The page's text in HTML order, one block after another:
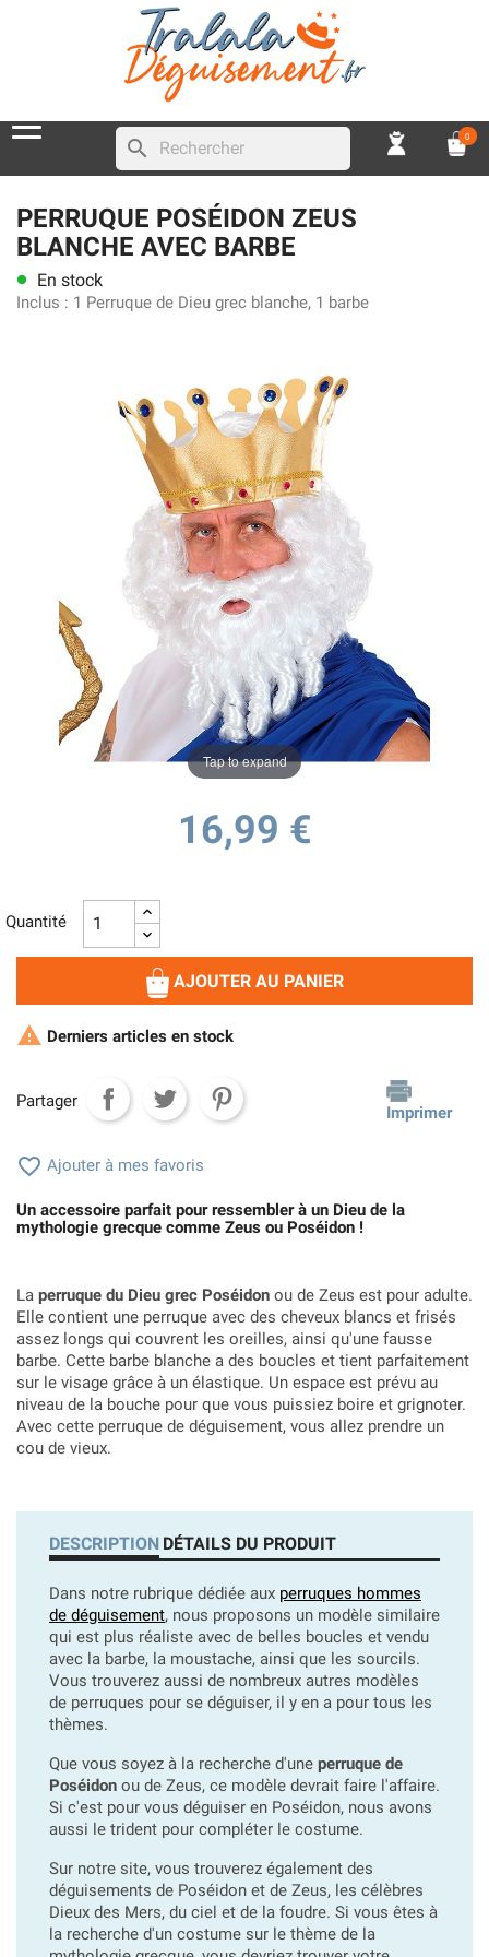
search 0
PERRUQUE POSÉIDON ZEUS
BLANCHE AVEC BARBE
lens En stock
Inclus : 1 Perruque de Dieu grec blanche, 1 barbe
Tap to expand
16,99 €
Quantité
AJOUTER AU PANIER
 Derniers articles en stock
Partager
Imprimer
 Ajouter à mes favoris
Un accessoire parfait pour ressembler à un Dieu de la
mythologie grecque comme Zeus ou Poséidon !
La perruque du Dieu grec Poséidon ou de Zeus est pour adulte.
Elle contient une perruque avec des cheveux blancs et frisés
assez longs qui couvrent les oreilles, ainsi qu'une fausse
barbe. Cette barbe blanche a des boucles et tient parfaitement
sur le visage grâce à un élastique. Un espace est prévu au
niveau de la bouche pour que vous puissiez boire et grignoter.
Avec cette perruque de déguisement, vous allez prendre un
cou de vieux.
DESCRIPTION DÉTAILS DU PRODUIT
Dans notre rubrique dédiée aux perruques hommes
de déguisement, nous proposons un modèle similaire
qui est plus réaliste avec de belles boucles et vendu
avec la barbe, la moustache, ainsi que les sourcils.
Vous trouverez aussi de nombreux autres modèles
de perruques pour se déguiser, il y en a pour tous les
thèmes.
Que vous soyez à la recherche d'une perruque de
Poséidon ou de Zeus, ce modèle devrait faire l'affaire.
Si c'est pour vous déguiser en Poséidon, nous avons
aussi le trident pour compléter le costume.
Sur notre site, vous trouverez également des
déguisements de Poséidon et de Zeus, les célèbres
Dieux des Mers, du ciel et de la foudre. Si vous êtes à
la recherche d'un costume sur le thème de la